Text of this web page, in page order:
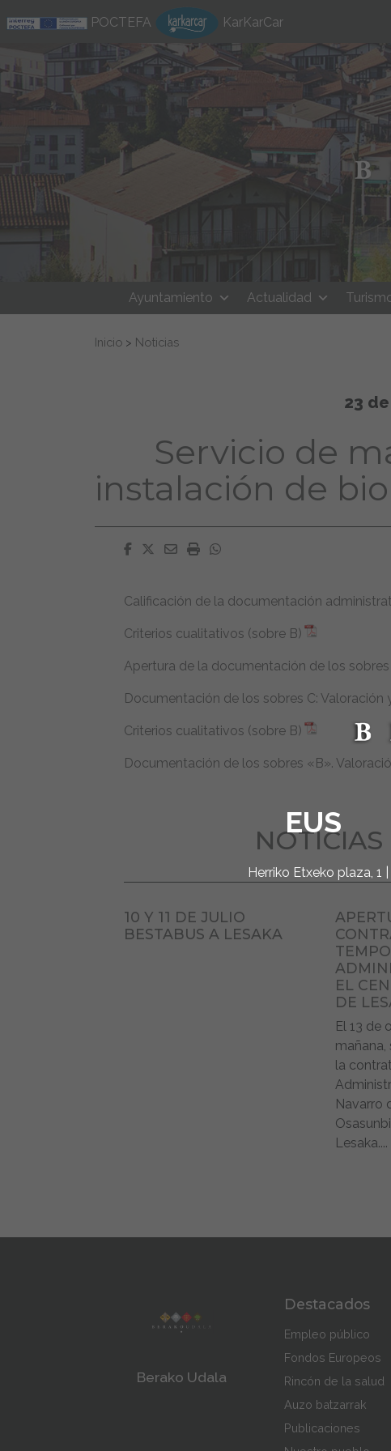
EUS
Herriko Etxeko plaza, 1
POCTEFA
KarKarCar
Ayuntamiento Actualidad
Buscar:
Inicio > Noticias
23
Servicio de
instalación de
Facebook
Twitter
EmailImprimirWhatsapp
Calificación de la documentación
Criterios cualitativos (sobre B)
Apertura de la documentación de los sobres
Documentación de los sobres C:
Criterios cualitativos (sobre B)
Documentación de los sobres «B».
10 Y 11 DE JULIO
BESTABUS A LESAKA
EL
DE
El 13 de
mañana,
la
Navarro
Lesaka....
Berako Udala
Destacados
Empleo público
Fondos Europeos
Rincón de la salud
Auzo batzarrak
Publicaciones